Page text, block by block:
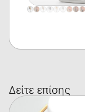
Δείτε επίσης